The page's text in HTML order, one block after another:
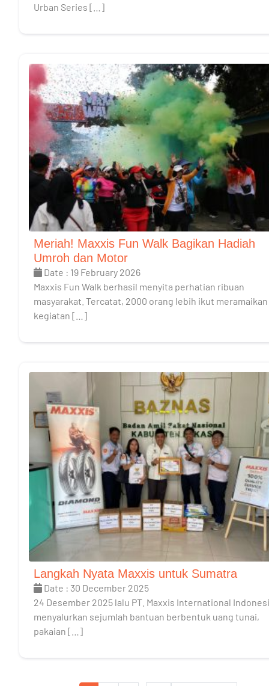
Urban Series […]
Meriah! Maxxis Fun Walk Bagikan Hadiah
Umroh dan Motor
Date : 19 February 2026
Maxxis Fun Walk berhasil menyita perhatian ribuan
masyarakat. Tercatat, 2000 orang lebih ikut meramaikan
kegiatan […]
Langkah Nyata Maxxis untuk Sumatra
Date : 30 December 2025
24 Desember 2025 lalu PT. Maxxis International
menyalurkan sejumlah bantuan berbentuk uang tunai,
pakaian […]